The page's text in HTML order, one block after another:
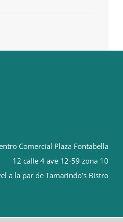
Comercial Plaza Fontabella
12 calle 4 ave 12-59 zona 10
a la par de Tamarindo’s Bistro